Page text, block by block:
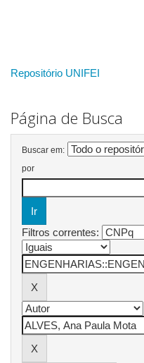
Repositório UNIFEI
Página de Busca
Buscar em:
por
Filtros correntes: